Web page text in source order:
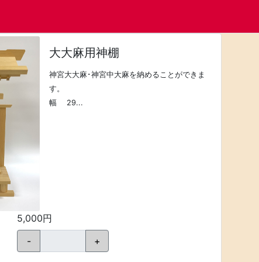
大大麻用神棚
神宮大大麻･神宮中大麻を納めることができま
す。
幅 29...
5,000円
- +